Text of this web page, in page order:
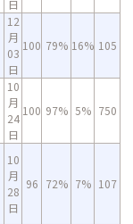
日
12
月
03
日
100 79% 16% 105
10
月
24
日
100 97% 5% 750
10
月
28
日
96 72% 7% 107